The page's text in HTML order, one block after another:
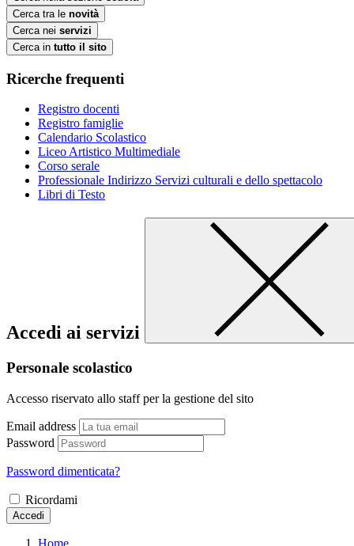
Cerca tra le novità
Cerca nei servizi
Cerca in tutto il sito
Ricerche frequenti
Registro docenti
Registro famiglie
Calendario Scolastico
Liceo Artistico Multimediale
Corso serale
Professionale Indirizzo Servizi culturali e dello spettacolo
Libri di Testo
Accedi ai servizi
Personale scolastico
Accesso riservato allo staff per la gestione del sito
Email address
Password
Password dimenticata?
Ricordami
Accedi
Home